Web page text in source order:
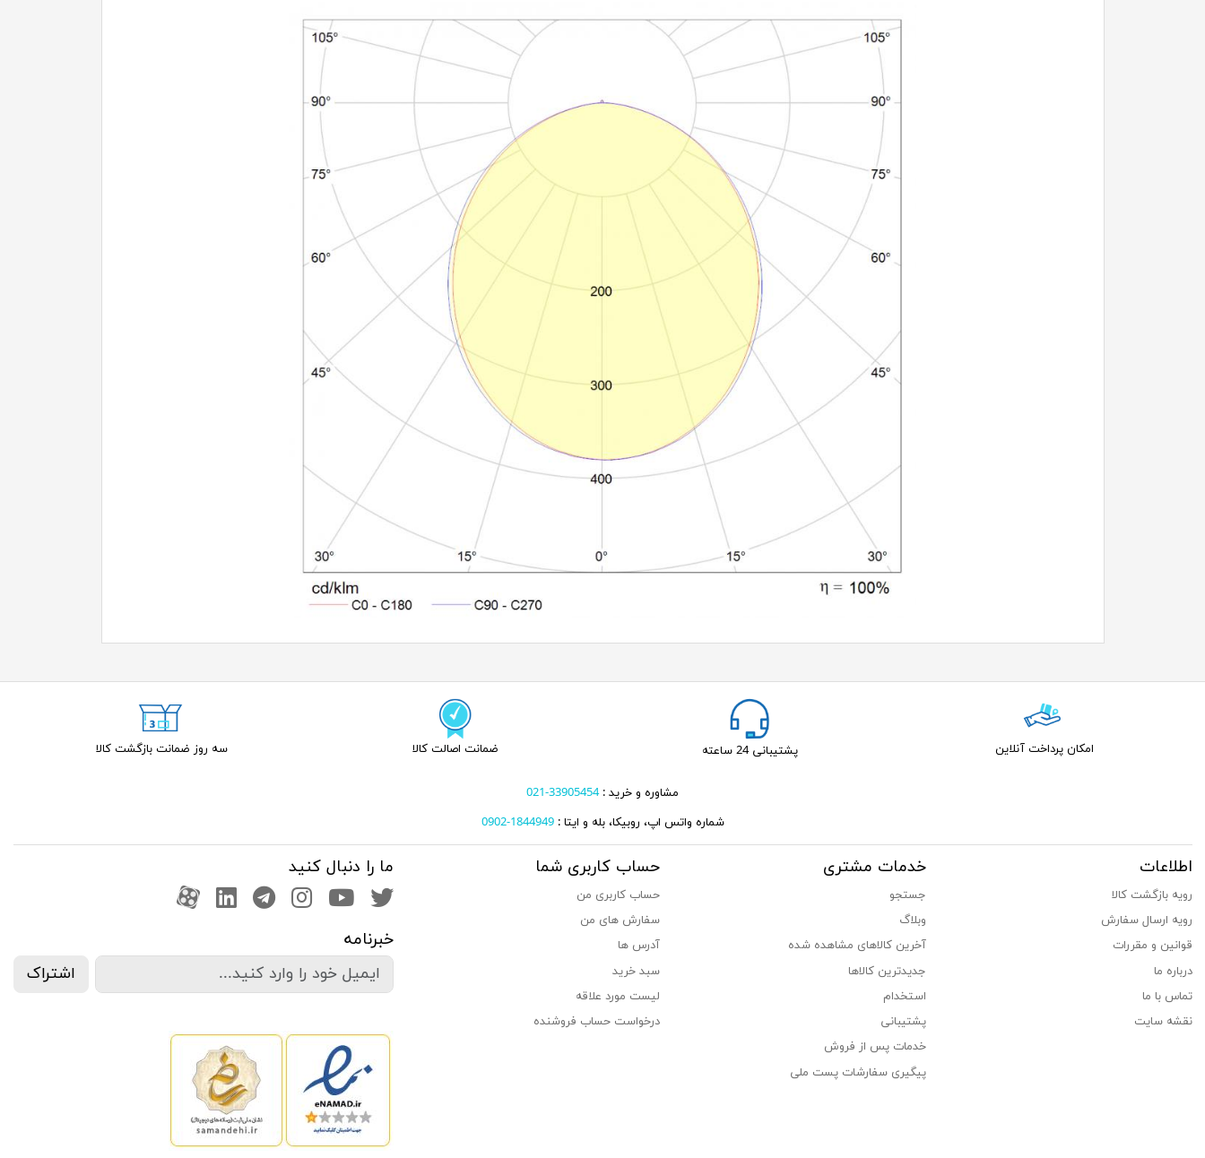
امکان پرداخت آنلاین پشتیبانی 24 ساعته ضمانت اصالت کالا سه روز ضمانت بازگشت کالا
مشاوره و خرید :33905454-021
شماره واتس اپ، روبیکا، بله و ایتا : 1844949-0902
اطلاعات
رویه بازگشت کالا
رویه ارسال سفارش
قوانین و مقررات
درباره ما
تماس با ما
نقشه سایت
خدمات مشتری
جستجو
وبلاگ
آخرین کالاهای مشاهده شده
جدیدترین کالاها
استخدام
پشتیبانی
خدمات پس از فروش
پیگیری سفارشات پست ملی
حساب کاربری شما
حساب کاربری من
سفارش های من‎
آدرس ها
سبد خرید
لیست مورد علاقه
درخواست حساب فروشنده
ما را دنبال کنید
صفحه تویتر
کانال یوتوب
اینستاگرام
کانال تلگرام
کانال لینکدین
آپارات
خبرنامه
اشتراک